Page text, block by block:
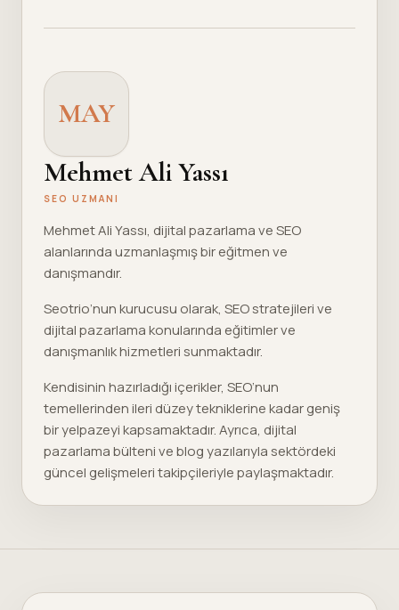
MAY
Mehmet Ali Yassı
SEO UZMANI
Mehmet Ali Yassı, dijital pazarlama ve SEO
alanlarında uzmanlaşmış bir eğitmen ve
danışmandır.
Seotrio’nun kurucusu olarak, SEO stratejileri ve
dijital pazarlama konularında eğitimler ve
danışmanlık hizmetleri sunmaktadır.
Kendisinin hazırladığı içerikler, SEO’nun
temellerinden ileri düzey tekniklerine kadar geniş
bir yelpazeyi kapsamaktadır. Ayrıca, dijital
pazarlama bülteni ve blog yazılarıyla sektördeki
güncel gelişmeleri takipçileriyle paylaşmaktadır.